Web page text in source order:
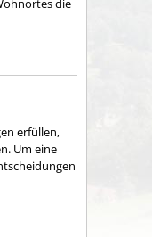
erfüllen,
Um eine